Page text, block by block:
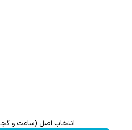
انتخاب اصل (ساعت و